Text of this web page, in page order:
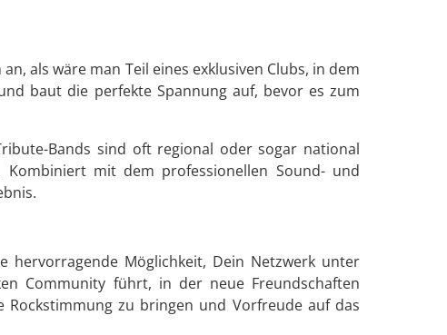
als wäre man Teil eines exklusiven Clubs, in dem
baut die perfekte Spannung auf, bevor es zum
Bands sind oft regional oder sogar national
mit dem professionellen Sound- und
hervorragende Möglichkeit, Dein Netzwerk unter
Community führt, in der neue Freundschaften
zu bringen und Vorfreude auf das